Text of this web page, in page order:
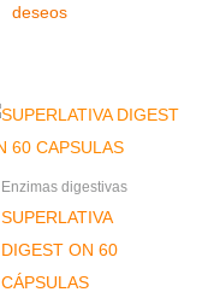
deseos
Enzimas digestivas
SUPERLATIVA
DIGEST ON 60
CÁPSULAS